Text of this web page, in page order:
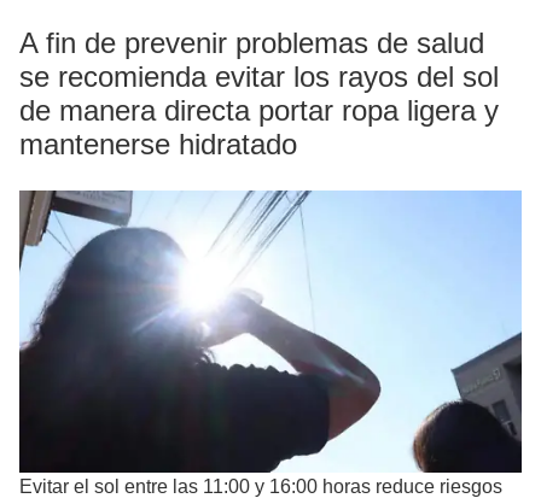
A fin de prevenir problemas de salud
se recomienda evitar los rayos del sol
de manera directa portar ropa ligera y
mantenerse hidratado
Evitar el sol entre las 11:00 y 16:00 horas reduce riesgos